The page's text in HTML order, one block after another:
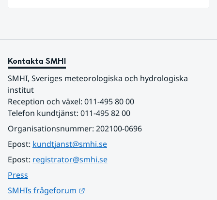
Kontakta SMHI
SMHI, Sveriges meteorologiska och hydrologiska
institut
Reception och växel: 011-495 80 00
Telefon kundtjänst: 011-495 82 00
Organisationsnummer: 202100-0696
Epost: kundtjanst@smhi.se
Epost: registrator@smhi.se
Press
SMHIs frågeforum